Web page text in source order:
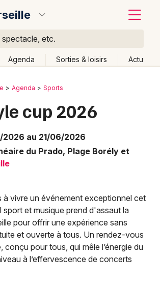
etc.
Agenda Sorties & loisirs Actu
événement
Agenda Sports
cup 2026
2026 au 21/06/2026
du Prado, Plage Borély et
à vivre un événement exceptionnel cet
sport et musique prend d'assaut la
pour offrir une expérience sans
et ouverte à tous. Un rendez-vous
conçu pour tous, qui mêle l’énergie du
à l’effervescence de concerts
Côte-d'Azur
Partout
Près de moi
Effacer les dates